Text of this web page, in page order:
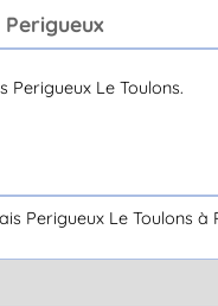
Perigueux
Le Toulons.
Perigueux Le Toulons à